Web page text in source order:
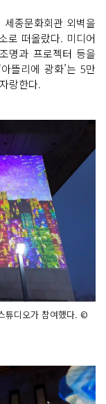
종문화회관 외벽을
로 떠올랐다. 미디어
명과 프로젝터 등을
뜰리에 광화’는 5만
랑한다.
튜디오가 참여했다. ©